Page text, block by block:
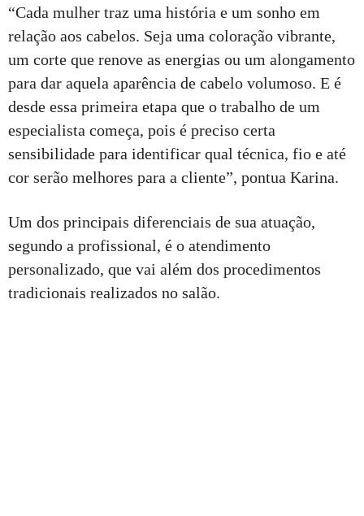
“Cada mulher traz uma história e um sonho em
relação aos cabelos. Seja uma coloração vibrante,
um corte que renove as energias ou um alongamento
para dar aquela aparência de cabelo volumoso. E é
desde essa primeira etapa que o trabalho de um
especialista começa, pois é preciso certa
sensibilidade para identificar qual técnica, fio e até
cor serão melhores para a cliente”, pontua Karina.
Um dos principais diferenciais de sua atuação,
segundo a profissional, é o atendimento
personalizado, que vai além dos procedimentos
tradicionais realizados no salão.